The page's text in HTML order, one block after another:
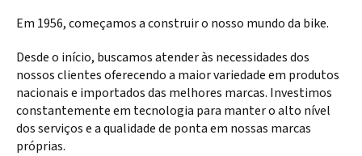
Em 1956, começamos a construir o nosso mundo da bike.
Desde o início, buscamos atender às necessidades dos
nossos clientes oferecendo a maior variedade em produtos
nacionais e importados das melhores marcas. Investimos
constantemente em tecnologia para manter o alto nível
dos serviços e a qualidade de ponta em nossas marcas
próprias.